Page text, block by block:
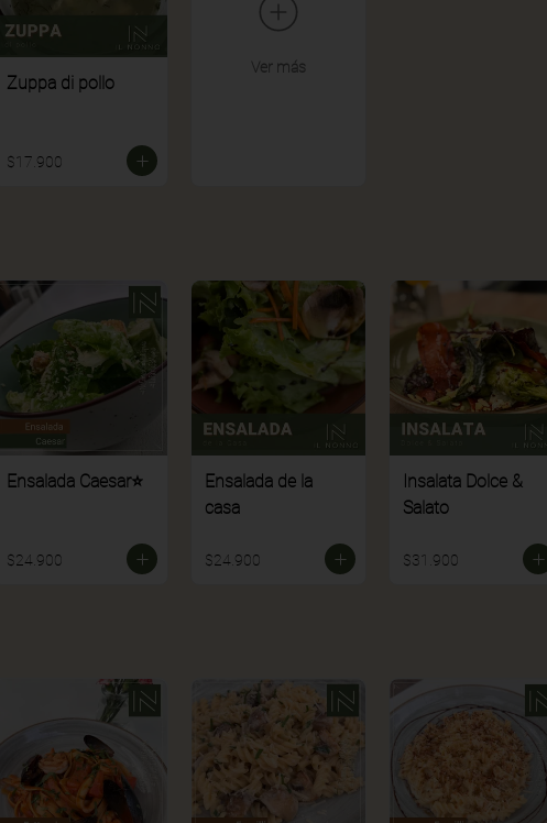
Zuppa di pollo
$17.900
Ver más
Ensalada Caesar⭐
$24.900
Ensalada de la
casa
$24.900
Insalata Dolce &
Salato
$31.900